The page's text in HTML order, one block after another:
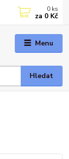
Menu
Hledat
0 ks
za 0 Kč